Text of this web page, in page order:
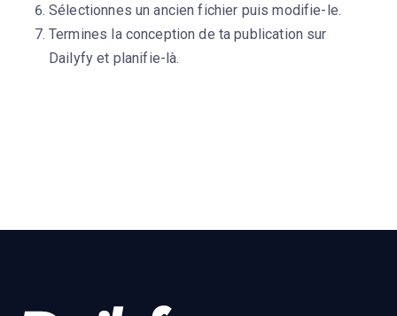
Sélectionnes un ancien fichier puis modifie-le.
Termines la conception de ta publication sur
Dailyfy et planifie-là.